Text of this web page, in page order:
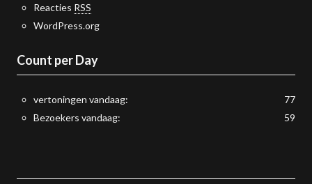
Reacties RSS
WordPress.org
Count per Day
77
vertoningen vandaag:
59
Bezoekers vandaag: